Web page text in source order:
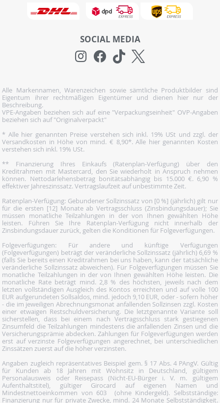
SOCIAL MEDIA
Alle Markennamen, Warenzeichen sowie sämtliche Produktbilder sind
Eigentum ihrer rechtmäßigen Eigentümer und dienen hier nur der
Beschreibung.
VPE-Angaben beziehen sich auf eine "Verpackungseinheit" OVP-Angaben
beziehen sich auf "Originalverpackt"
* Alle hier genannten Preise verstehen sich inkl. 19% USt und zzgl. der
Versandkosten in Höhe von mind. € 8,90*. Alle hier genannten Kosten
verstehen sich inkl. 19% USt.
** Finanzierung Ihres Einkaufs (Ratenplan-Verfügung) über den
Kreditrahmen mit Mastercard, den Sie wiederholt in Anspruch nehmen
können. Nettodarlehensbetrag bonitätsabhängig bis 15.000 €. 6,90 %
effektiver Jahreszinssatz. Vertragslaufzeit auf unbestimmte Zeit.
Ratenplan-Verfügung: Gebundener Sollzinssatz von [0 %] (jährlich) gilt nur
für die ersten [12] Monate ab Vertragsschluss (Zinsbindungsdauer); Sie
müssen monatliche Teilzahlungen in der von Ihnen gewählten Höhe
leisten. Führen Sie Ihre Ratenplan-Verfügung nicht innerhalb der
Zinsbindungsdauer zurück, gelten die Konditionen für Folgeverfügungen.
Folgeverfügungen: Für andere und künftige Verfügungen
(Folgeverfügungen) beträgt der veränderliche Sollzinssatz (jährlich) 6,69 %
(falls Sie bereits einen Kreditrahmen bei uns haben, kann der tatsächliche
veränderliche Sollzinssatz abweichen). Für Folgeverfügungen müssen Sie
monatliche Teilzahlungen in der von Ihnen gewählten Höhe leisten. Die
monatliche Rate beträgt mind. 2,8 % des höchsten, jeweils nach dem
letzten vollständigen Ausgleich des Kontos erreichten und auf volle 100
EUR aufgerundeten Sollsaldos, mind. jedoch 9,10 EUR, oder - sofern höher
- die im jeweiligen Abrechnungsmonat anfallenden Sollzinsen zzgl. Kosten
einer etwaigen Restschuldversicherung. Die letztgenannte Variante soll
sicherstellen, dass bei einem nach Vertragsschluss stark gestiegenen
Zinsumfeld die Teilzahlungen mindestens die anfallenden Zinsen und die
Versicherungsprämie abdecken. Zahlungen für Folgeverfügungen werden
erst auf verzinste Folgeverfügungen angerechnet, bei unterschiedlichen
Zinssätzen zuerst auf die höher verzinsten.
Angaben zugleich repräsentatives Beispiel gem. § 17 Abs. 4 PAngV. Gültig
für Kunden ab 18 Jahren mit Wohnsitz in Deutschland, gültigem
Personalausweis oder Reisepass (Nicht-EU-Bürger i. V. m. gültigem
Aufenthaltstitel), gültiger Girocard auf eigenen Namen und
Mindestnettoeinkommen von 603  (ohne Kindergeld). Selbstständige:
Finanzierung nur für private Zwecke, mind. 24 Monate Selbstständigkeit.